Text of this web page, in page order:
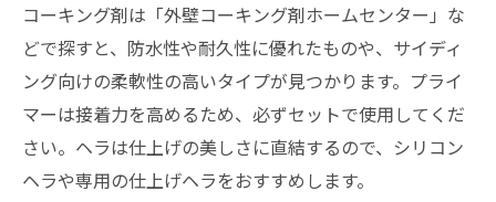
コーキング剤は「外壁コーキング剤ホームセンター」な
どで探すと、防水性や耐久性に優れたものや、サイディ
ング向けの柔軟性の高いタイプが見つかります。プライ
マーは接着力を高めるため、必ずセットで使用してくだ
さい。ヘラは仕上げの美しさに直結するので、シリコン
ヘラや専用の仕上げヘラをおすすめします。